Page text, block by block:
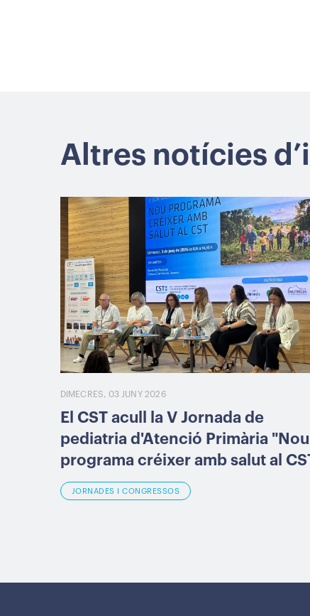
Altres notícies
DIMECRES, 03 JUNY 2026
El CST acull la V Jornada de
pediatria d'Atenció Primària "Nou
programa créixer amb salut al
JORNADES I CONGRESSOS